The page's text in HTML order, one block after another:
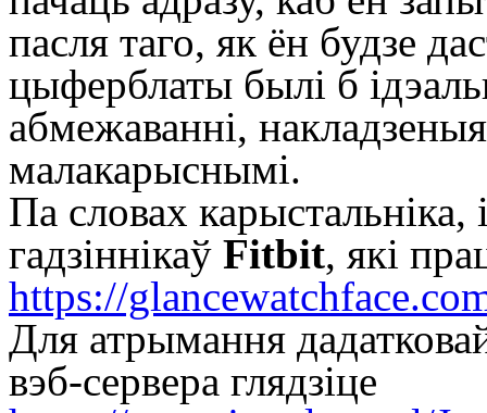
пасля таго, як ён будзе
цыферблаты былі б
абмежаванні,
малакарыснымі.
Па словах
гадзіннікаў Fitbit, які
https://
Для атрымання
вэб-сервера глядзіце